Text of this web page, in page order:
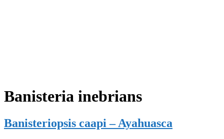
Banisteria inebrians
Banisteriopsis caapi – Ayahuasca